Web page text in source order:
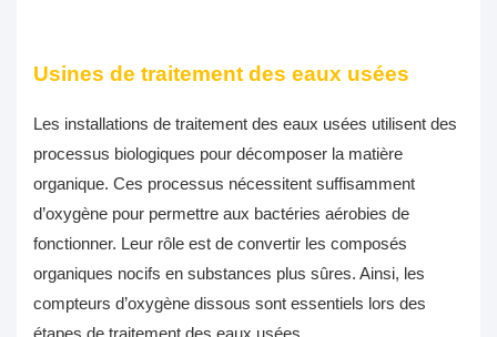
Usines de traitement des eaux usées
Les installations de traitement des eaux usées utilisent des
processus biologiques pour décomposer la matière
organique. Ces processus nécessitent suffisamment
d’oxygène pour permettre aux bactéries aérobies de
fonctionner. Leur rôle est de convertir les composés
organiques nocifs en substances plus sûres. Ainsi, les
compteurs d’oxygène dissous sont essentiels lors des